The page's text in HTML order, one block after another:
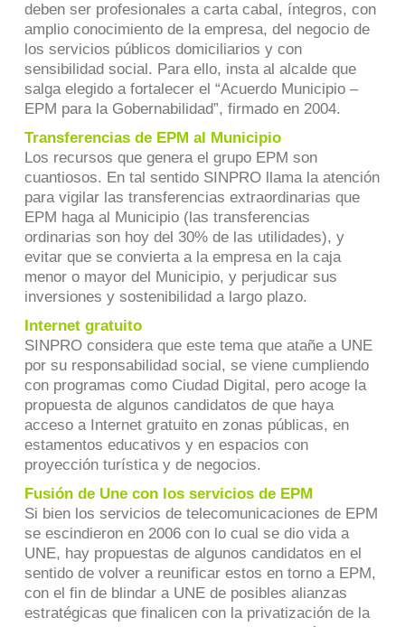
deben ser profesionales a carta cabal, íntegros, con
amplio conocimiento de la empresa, del negocio de
los servicios públicos domiciliarios y con
sensibilidad social. Para ello, insta al alcalde que
salga elegido a fortalecer el “Acuerdo Municipio –
EPM para la Gobernabilidad”, firmado en 2004.
Transferencias de EPM al Municipio
Los recursos que genera el grupo EPM son
cuantiosos. En tal sentido SINPRO llama la atención
para vigilar las transferencias extraordinarias que
EPM haga al Municipio (las transferencias
ordinarias son hoy del 30% de las utilidades), y
evitar que se convierta a la empresa en la caja
menor o mayor del Municipio, y perjudicar sus
inversiones y sostenibilidad a largo plazo.
Internet gratuito
SINPRO considera que este tema que atañe a UNE
por su responsabilidad social, se viene cumpliendo
con programas como Ciudad Digital, pero acoge la
propuesta de algunos candidatos de que haya
acceso a Internet gratuito en zonas públicas, en
estamentos educativos y en espacios con
proyección turística y de negocios.
Fusión de Une con los servicios de EPM
Si bien los servicios de telecomunicaciones de EPM
se escindieron en 2006 con lo cual se dio vida a
UNE, hay propuestas de algunos candidatos en el
sentido de volver a reunificar estos en torno a EPM,
con el fin de blindar a UNE de posibles alianzas
estratégicas que finalicen con la privatización de la